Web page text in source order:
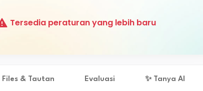
Program Perencanaan
Tersedia peraturan yang lebih baru
Files & Tautan Evaluasi ✨ Tanya AI